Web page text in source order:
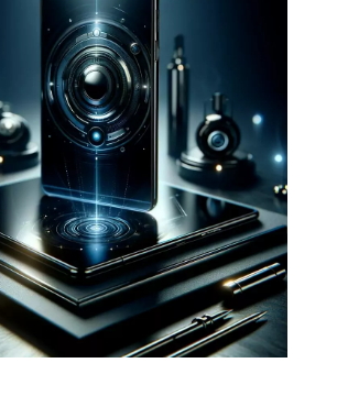
de nouvelles
digitales
actuelle est capable
à de nombreux besoins.
faut-il la maîtriser. Nous vous
toutes nos compétences
pour en faire un allier.